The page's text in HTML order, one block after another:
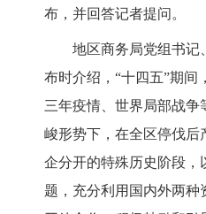
布，并回答记者提问。
地区商务局党组书记
布时介绍， “十四五”期间
三年疫情、世界局部战争
峻形势下，在全区停伐后
企分开的特殊历史阶段，
题，充分利用国内外两种